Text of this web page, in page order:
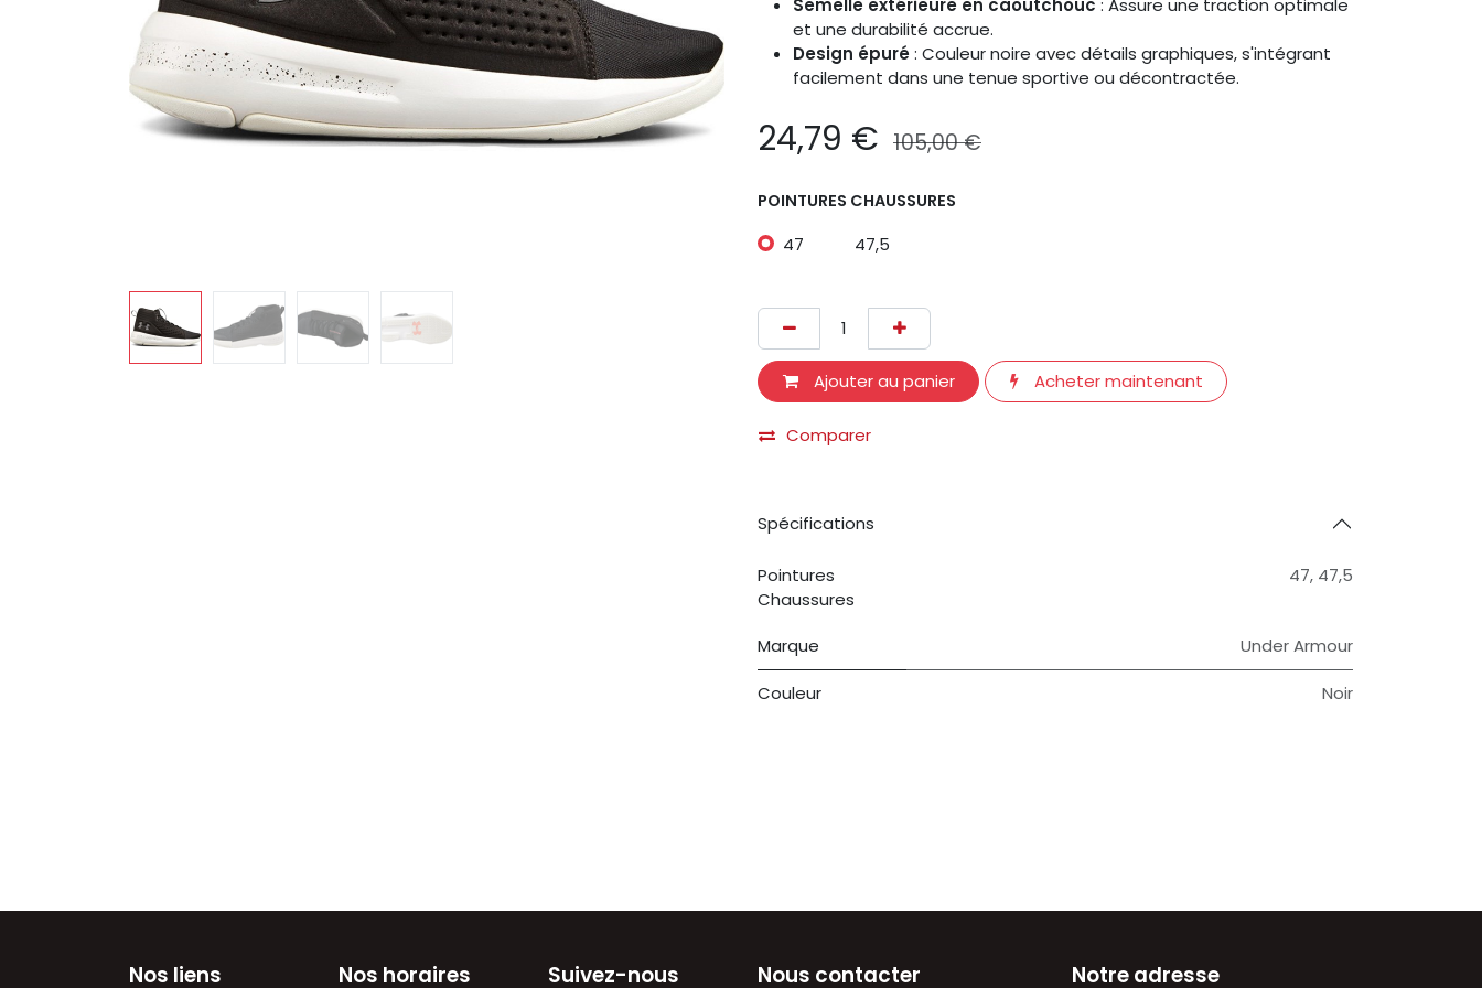
Semelle extérieure en caoutchouc : Assure une traction optimale
et une durabilité accrue.
Design épuré: Couleur noire avec détails graphiques, s'intégrant
facilement dans une tenue sportive ou décontractée.
24,79 € 105,00€
POINTURES CHAUSSURES
47 47,5
Ajouter au panier Acheter maintenant
Comparer
Spécifications
Pointures
Chaussures
47, 47,5
Marque Under Armour
Couleur Noir
Nos liens Nos horaires Suivez-nous Nous contacter Notre adresse